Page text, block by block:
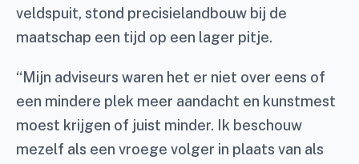
veldspuit, stond precisielandbouw bij de
maatschap een tijd op een lager pitje.
“Mijn adviseurs waren het er niet over eens of
een mindere plek meer aandacht en kunstmest
moest krijgen of juist minder. Ik beschouw
mezelf als een vroege volger in plaats van als